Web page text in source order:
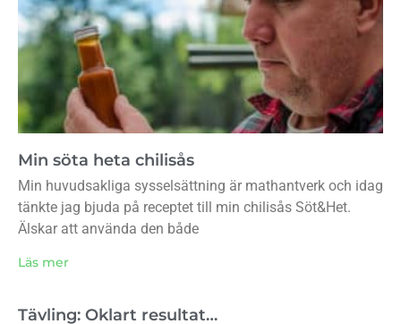
Min söta heta chilisås
Min huvudsakliga sysselsättning är mathantverk och idag
tänkte jag bjuda på receptet till min chilisås Söt&Het.
Älskar att använda den både
Läs mer
Tävling: Oklart resultat…